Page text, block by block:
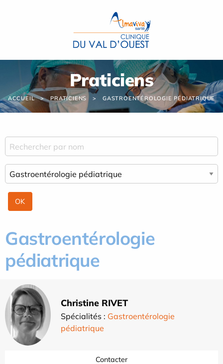
Praticiens
ACCUEIL PRATICIENS GASTROENTÉROLOGIE PÉDIATRIQUE
Gastroentérologie
pédiatrique
Christine RIVET
Spécialités : Gastroentérologie
pédiatrique
Contacter